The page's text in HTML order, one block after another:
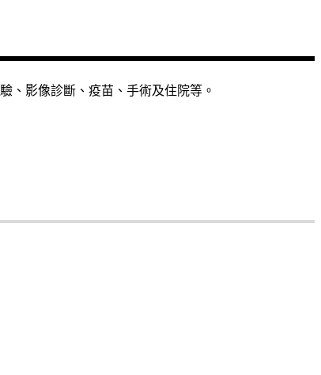
、影像診斷、疫苗、手術及住院等。